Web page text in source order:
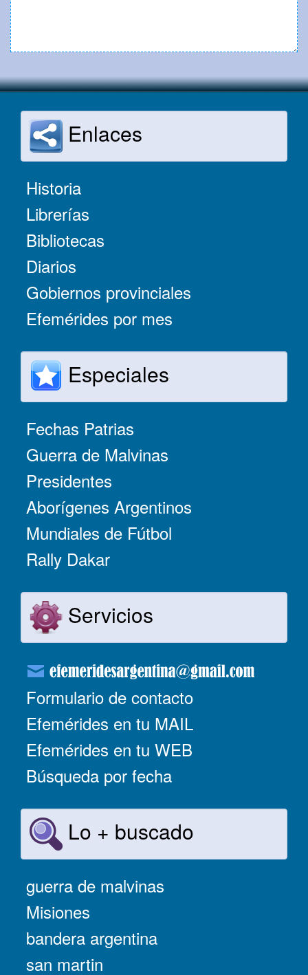
Enlaces
Historia
Librerías
Bibliotecas
Diarios
Gobiernos provinciales
Efemérides por mes
Especiales
Fechas Patrias
Guerra de Malvinas
Presidentes
Aborígenes Argentinos
Mundiales de Fútbol
Rally Dakar
Servicios
Formulario de contacto
Efemérides en tu MAIL
Efemérides en tu WEB
Búsqueda por fecha
Lo + buscado
guerra de malvinas
Misiones
bandera argentina
san martin